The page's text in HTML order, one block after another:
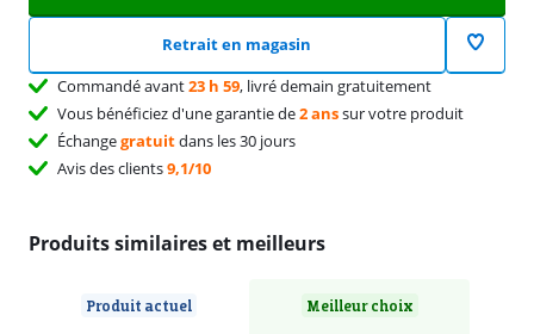
Retrait en magasin
Commandé avant23 h 59, livré demain gratuitement
Vous bénéficiez d'une garantie de2 anssur votre produit
Échangegratuitdans les 30 jours
Avis des clients9,1/10
Produits similaires et meilleurs
Produit actuel Meilleur choix